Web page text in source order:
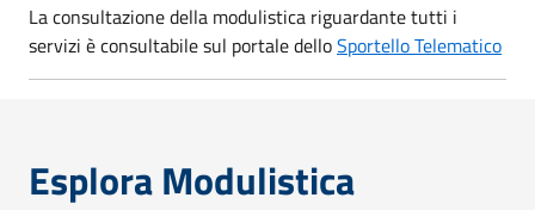
La consultazione della modulistica riguardante tutti i
servizi è consultabile sul portale delloSportello Telematico
Esplora Modulistica